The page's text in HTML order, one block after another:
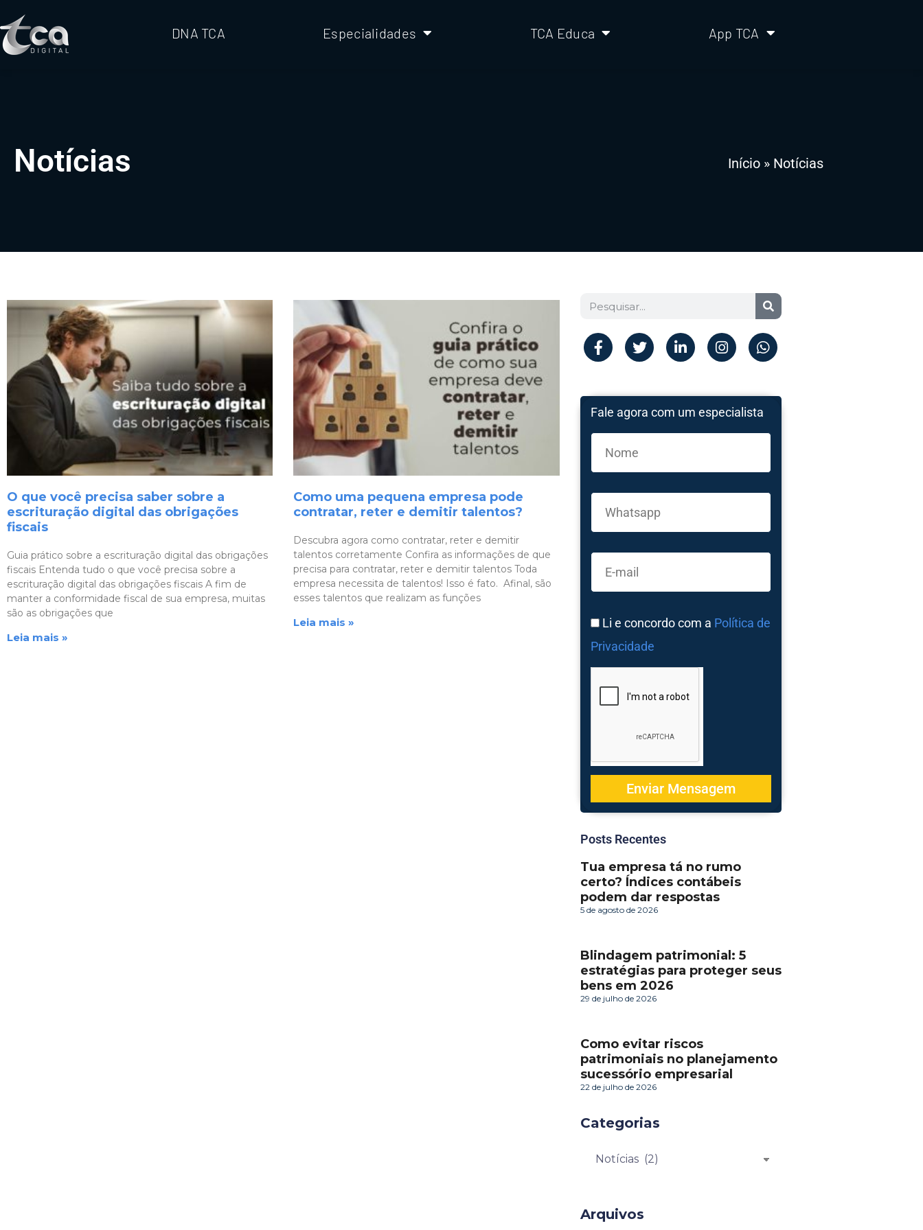
DNA TCA Especialidades TCA Educa App TCA
Notícias Início» Notícias
O que você precisa saber sobre a
escrituração digital das obrigações
fiscais
Guia prático sobre a escrituração digital das obrigações
fiscais Entenda tudo o que você precisa sobre a
escrituração digital das obrigações fiscais A fim de
manter a conformidade fiscal de sua empresa, muitas
são as obrigações que
Leia mais »
Como uma pequena empresa pode
contratar, reter e demitir talentos?
Descubra agora como contratar, reter e demitir
talentos corretamente Confira as informações de que
precisa para contratar, reter e demitir talentos Toda
empresa necessita de talentos! Isso é fato. Afinal, são
esses talentos que realizam as funções
Leia mais »
Fale agora com um especialista
Li e concordo com a Política de
Privacidade
Enviar Mensagem
Posts Recentes
Tua empresa tá no rumo
certo? Índices contábeis
podem dar respostas
5 de agosto de 2026
Blindagem patrimonial: 5
estratégias para proteger seus
bens em 2026
29 de julho de 2026
Como evitar riscos
patrimoniais no planejamento
sucessório empresarial
22 de julho de 2026
Categorias
Arquivos